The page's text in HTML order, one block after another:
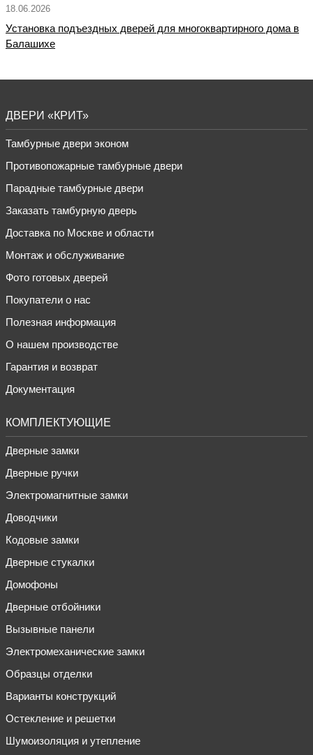
18.06.2026
Установка подъездных дверей для многоквартирного дома в
Балашихе
ДВЕРИ «КРИТ»
Тамбурные двери эконом
Противопожарные тамбурные двери
Парадные тамбурные двери
Заказать тамбурную дверь
Доставка по Москве и области
Монтаж и обслуживание
Фото готовых дверей
Покупатели о нас
Полезная информация
О нашем производстве
Гарантия и возврат
Документация
КОМПЛЕКТУЮЩИЕ
Дверные замки
Дверные ручки
Электромагнитные замки
Доводчики
Кодовые замки
Дверные стукалки
Домофоны
Дверные отбойники
Вызывные панели
Электромеханические замки
Образцы отделки
Варианты конструкций
Остекление и решетки
Шумоизоляция и утепление